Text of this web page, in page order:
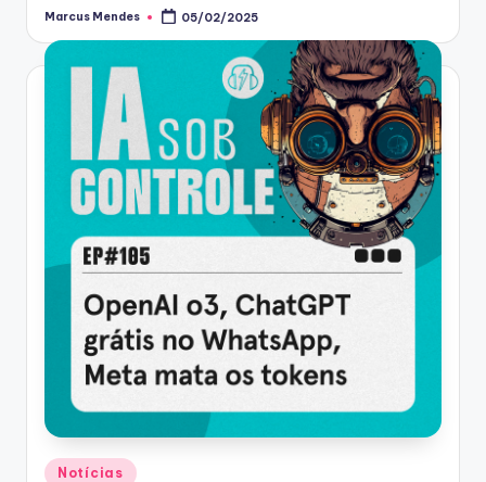
Posted
Marcus Mendes 05/02/2025
Posted
Notícias